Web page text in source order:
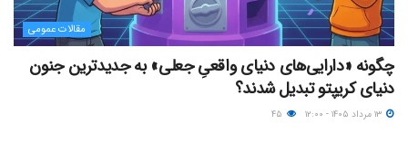
مقالات عمومی
چگونه «دارایی‌های دنیای واقعیِ جعلی» به جدیدترین جنون
دنیای کریپتو تبدیل شدند؟